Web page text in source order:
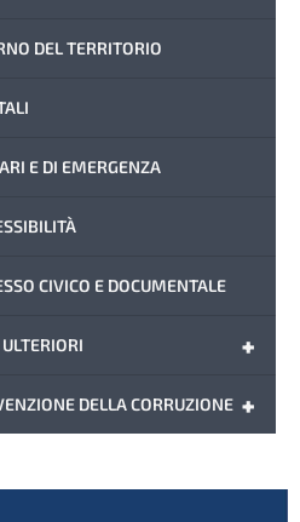
DEL TERRITORIO
E DI EMERGENZA
CIVICO E DOCUMENTALE
+
+
DELLA CORRUZIONE